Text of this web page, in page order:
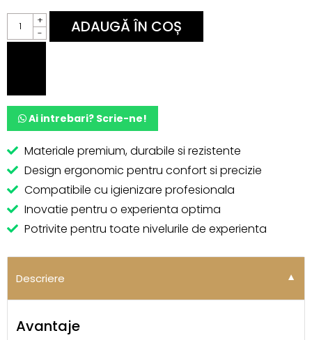
Japoneza
GeoNailsss
-
+ ADAUGĂ ÎN COȘ
Ai intrebari? Scrie-ne!
Materiale premium, durabile si rezistente
Design ergonomic pentru confort si precizie
Compatibile cu igienizare profesionala
Inovatie pentru o experienta optima
Potrivite pentru toate nivelurile de experienta
Alternative:
Descriere ▼
Avantaje